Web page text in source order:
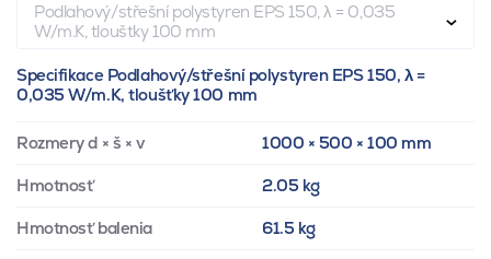
Podlahový/střešní polystyren EPS 150, λ = 0,035
W/m.K, tloušťky 100 mm
Specifikace Podlahový/střešní polystyren EPS 150, λ =
0,035 W/m.K, tloušťky 100 mm
Rozmery d × š × v 1000 × 500 × 100 mm
Hmotnosť 2.05 kg
Hmotnosť balenia 61.5 kg